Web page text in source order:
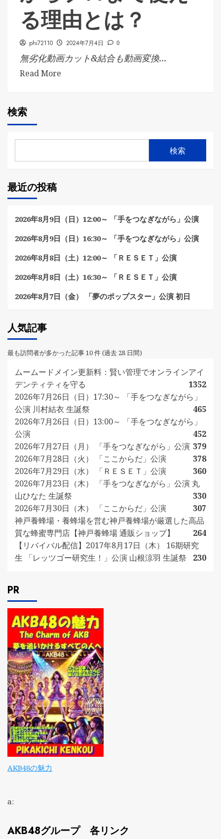
る理由とは？
phi72110 2024年7月4日 0
無劣化動画カット&結合も動画変換...
Read More
検索
検索
最近の投稿
2026年8月9日（日）12:00～ 「手をつなぎながら」公演
2026年8月9日（日）16:30～ 「手をつなぎながら」公演
2026年8月8日（土）12:00～ 「ＲＥＳＥＴ」公演
2026年8月8日（土）16:30～ 「ＲＥＳＥＴ」公演
2026年8月7日（金） 「夢のポップスター」公演 初日
人気記事
最も訪問者が多かった記事 10 件 (過去 28 日間)
ムームードメイン更新料：賢い管理でオンラインアイ
デンティティを守る
1352
2026年7月26日（日）17:30～ 「手をつなぎながら」
公演 川村結衣 生誕祭
465
2026年7月26日（日）13:00～ 「手をつなぎながら」
公演
452
2026年7月27日（月） 「手をつなぎながら」公演 379
2026年7月28日（火） 「ここからだ」公演
378
2026年7月29日（水） 「ＲＥＳＥＴ」公演
360
2026年7月23日（木） 「手をつなぎながら」公演 丸
山ひなた 生誕祭
330
2026年7月30日（木） 「ここからだ」公演
307
神戸養蜂場・養蜂場を営む神戸養蜂場が厳選した高品
質な蜂蜜専門店【神戸養蜂場 通販ショップ】
264
【リバイバル配信】2017年8月17日（木） 16期研究
生 「レッツゴー研究生！」公演 山根涼羽 生誕祭
230
PR
AKB48の魅力
a:
AKB48グループ 各リンク